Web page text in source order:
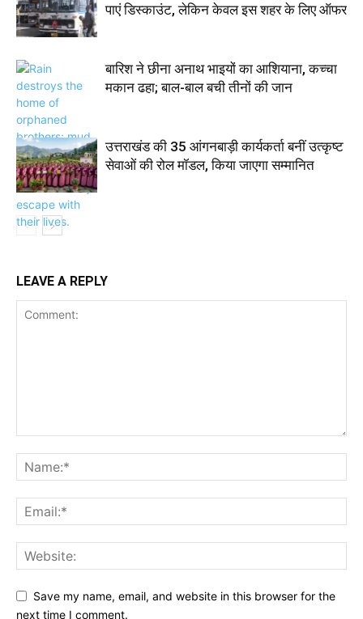
पाएं डिस्काउंट, लेकिन केवल इस शहर के लिए ऑफर
बारिश ने छीना अनाथ भाइयों का आशियाना, कच्चा
मकान ढहा; बाल-बाल बची तीनों की जान
उत्तराखंड की 35 आंगनबाड़ी कार्यकर्ता बनीं उत्कृष्ट
सेवाओं की रोल मॉडल, किया जाएगा सम्मानित
LEAVE A REPLY
Save my name, email, and website in this browser for the
next time I comment.